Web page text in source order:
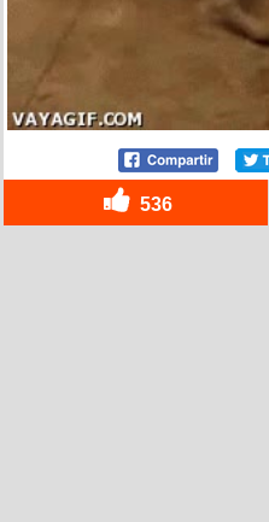
536